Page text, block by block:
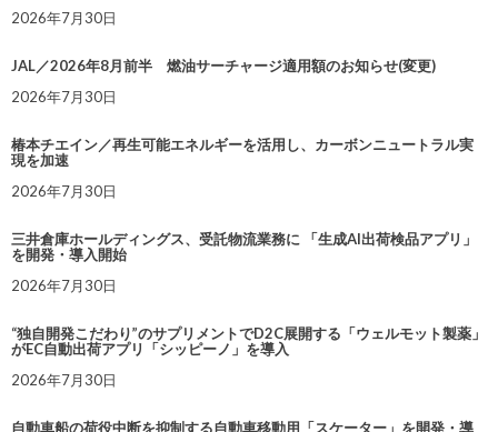
2026年7月30日
JAL／2026年8月前半 燃油サーチャージ適用額のお知らせ(変更)
2026年7月30日
椿本チエイン／再生可能エネルギーを活用し、カーボンニュートラル実
現を加速
2026年7月30日
三井倉庫ホールディングス、受託物流業務に 「生成AI出荷検品アプリ」
を開発・導入開始
2026年7月30日
“独自開発こだわり”のサプリメントでD2C展開する「ウェルモット製薬」
がEC自動出荷アプリ「シッピーノ」を導入
2026年7月30日
自動車船の荷役中断を抑制する自動車移動用「スケーター」を開発・導